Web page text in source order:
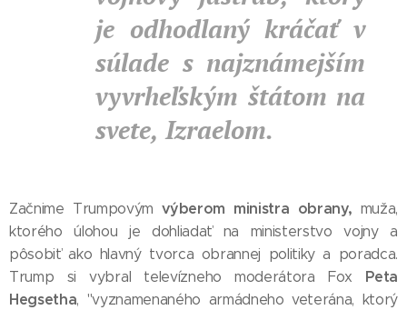
je odhodlaný kráčať v
súlade s najznámejším
vyvrheľským štátom na
svete, Izraelom.
Začnime Trumpovýmvýberom ministra obrany, muža,
ktorého úlohou je dohliadať na ministerstvo vojny a
pôsobiť ako hlavný tvorca obrannej politiky a poradca.
Trump si vybral televízneho moderátora Fox Peta
Hegsetha, "vyznamenaného armádneho veterána, ktorý